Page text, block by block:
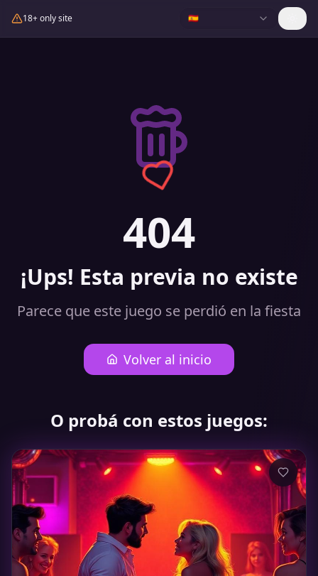
18+ only site 🇪🇸
404
¡Ups! Esta previa no existe
Parece que este juego se perdió en la fiesta
Volver al inicio
O probá con estos juegos: